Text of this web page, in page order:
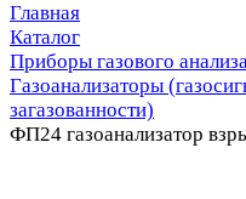
Главная
Каталог
Приборы газового
Газоанализаторы
загазованности)
ФП24 газоанализатор